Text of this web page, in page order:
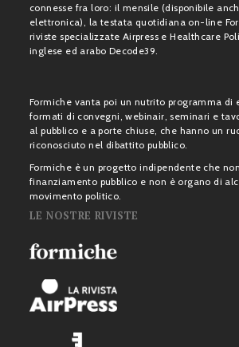
connesse fra loro: il mensile (disponibile
elettronica), la testata quotidiana on-line
riviste specializzate Airpress e Healthcare
inglese ed arabo Decode39.
Formiche vanta poi un nutrito programma di
formati di convegni, webinair, seminari e
al pubblico e a porte chiuse, che hanno un
riconosciuto nel dibattito pubblico.
Formiche è un progetto indipendente che
finanziamento pubblico e non è organo di
movimento politico.
LE NOSTRE RIVISTE